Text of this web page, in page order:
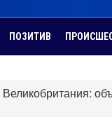
ПОЗИТИВ
Великобритания: